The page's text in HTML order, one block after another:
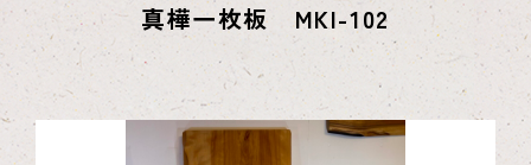
真樺一枚板 MKI-102